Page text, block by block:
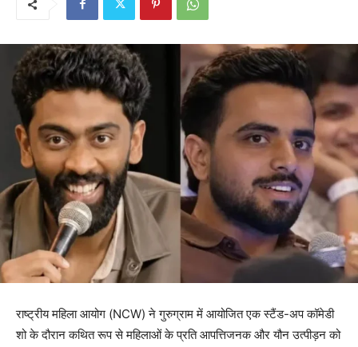
राष्ट्रीय महिला आयोग (NCW) ने गुरुग्राम में आयोजित एक स्टैंड-अप कॉमेडी
शो के दौरान कथित रूप से महिलाओं के प्रति आपत्तिजनक और यौन उत्पीड़न को